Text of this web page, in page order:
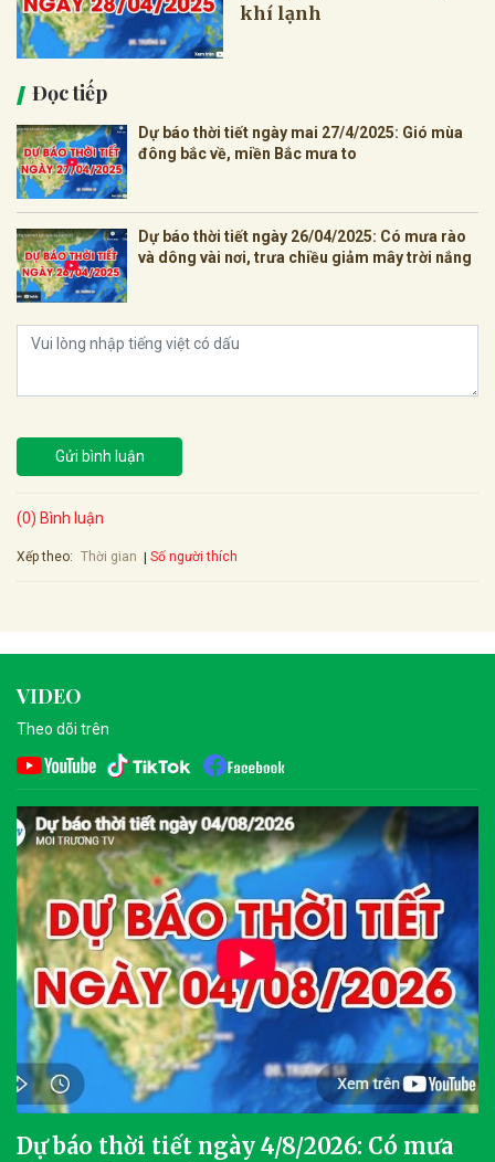
khí lạnh
Đọc tiếp
Dự báo thời tiết ngày mai 27/4/2025: Gió mùa
đông bắc về, miền Bắc mưa to
Dự báo thời tiết ngày 26/04/2025: Có mưa rào
và dông vài nơi, trưa chiều giảm mây trời nắng
Gửi bình luận
(0) Bình luận
Xếp theo: Thời gian Số người thích
VIDEO
Theo dõi trên
Dự báo thời tiết ngày 4/8/2026: Có mưa